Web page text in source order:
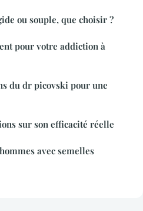
ou souple, que choisir ?
pour votre addiction à
du dr picovski pour une
sur son efficacité réelle
avec semelles